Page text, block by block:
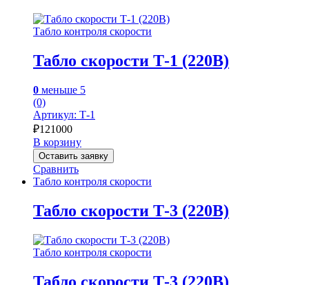
Табло контроля скорости
Табло скорости Т-1 (220В)
0 меньше 5
(0)
Артикул: Т-1
₽121000
В корзину
Оставить заявку
Сравнить
Табло контроля скорости
Табло скорости Т-3 (220В)
Табло контроля скорости
Табло скорости Т-3 (220В)